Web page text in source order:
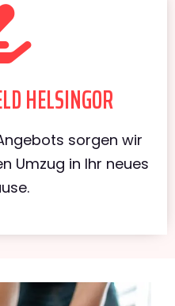
HELSINGOR
sorgen wir
Umzug in Ihr neues